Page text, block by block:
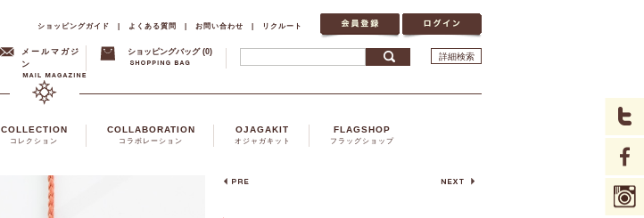
ショッピングガイド | よくある質問 | お問い合わせ | リクルート
メールマガジ
ン
ショッピングバッグ (0) 詳細検索
COLLECTION
コレクション
COLLABORATION
コラボレーション
OJAGAKIT
オジャガキット
FLAGSHOP
フラッグショップ